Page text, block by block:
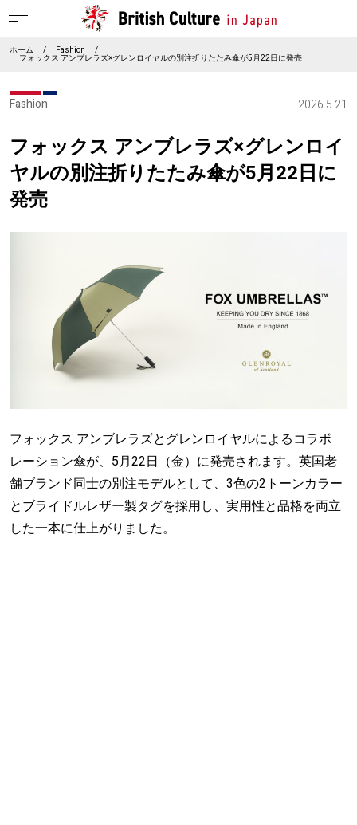
ホーム / Fashion /
フォックス アンブレラズ×グレンロイヤルの別注折りたたみ傘が5月22日に発売
Fashion 2026.5.21
フォックス アンブレラズ×グレンロイ
ヤルの別注折りたたみ傘が5月22日に
発売
フォックス アンブレラズとグレンロイヤルによるコラボ
レーション傘が、5月22日（金）に発売されます。英国老
舗ブランド同士の別注モデルとして、3色の2トーンカラー
とブライドルレザー製タグを採用し、実用性と品格を両立
した一本に仕上がりました。